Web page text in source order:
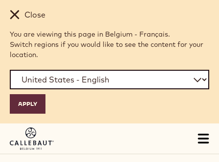
Skip to main content
Close
You are viewing this page in Belgium - Français.
Switch regions if you would like to see the content for your
location.